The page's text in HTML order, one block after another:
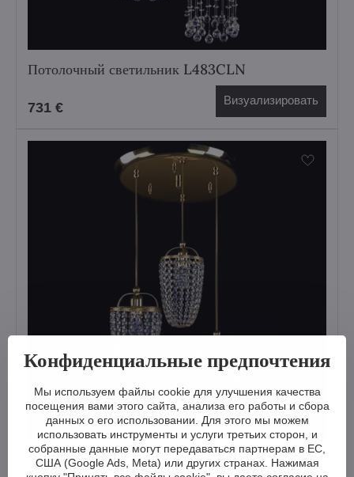
Потолочный светильник L483CLN
731 € Визуализировать
Потолочный светильник L472CLN
Конфиденциальные предпочтения
Мы используем файлы cookie для улучшения качества
посещения вами этого сайта, анализа его работы и сбора
данных о его использовании. Для этого мы можем
использовать инструменты и услуги третьих сторон, и
собранные данные могут передаваться партнерам в ЕС,
США (Google Ads, Meta) или других странах. Нажимая